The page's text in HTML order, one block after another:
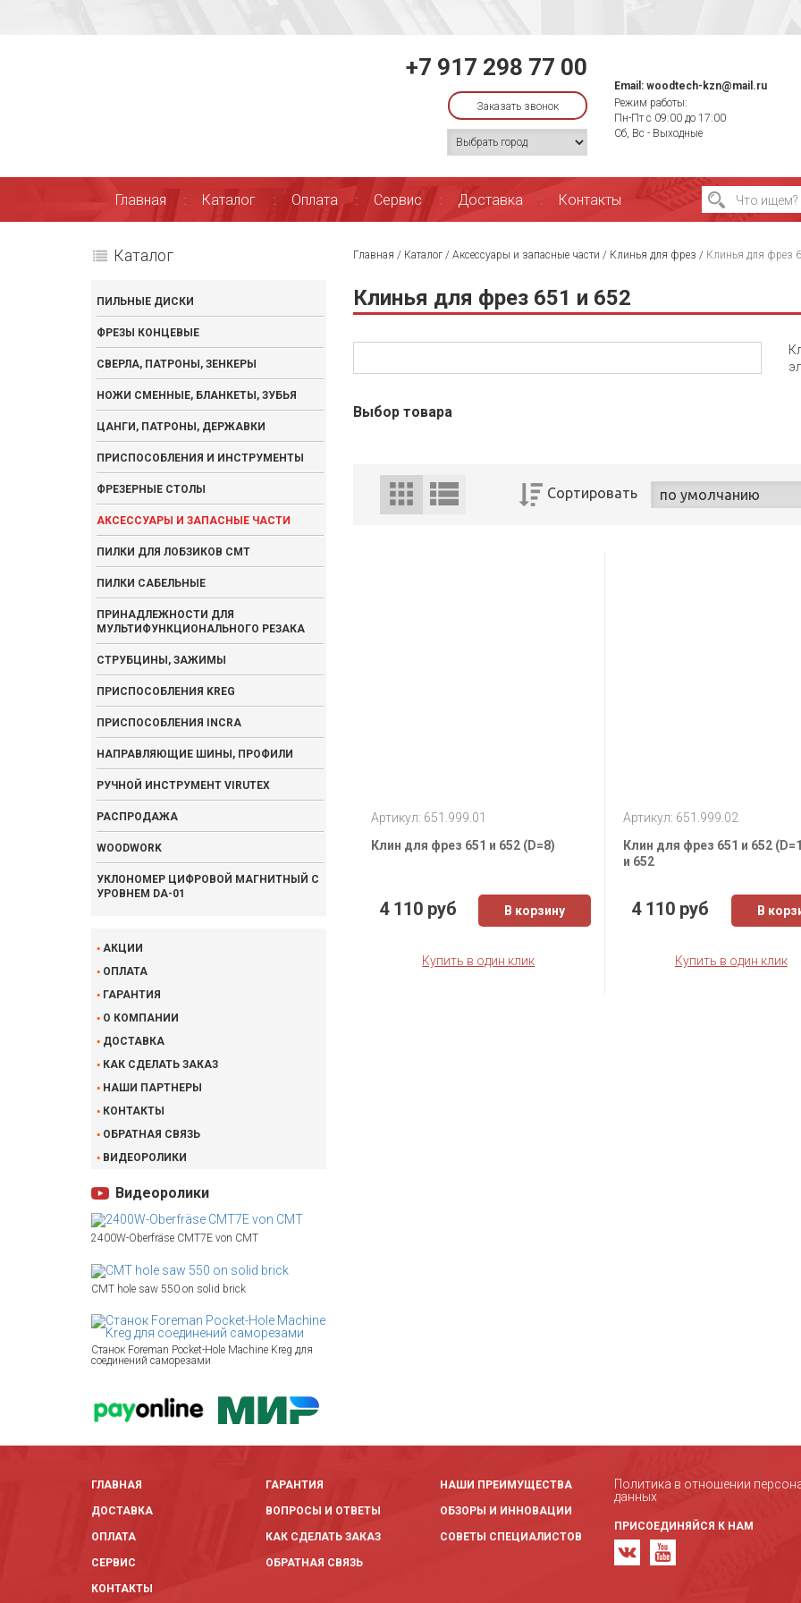
+7 917 298 77 00
Заказать звонок
Email: woodtech-kzn@mail.ru
Режим работы:
Пн-Пт с 09:00 до 17:00
Сб, Вс - Выходные
Главная Каталог Оплата Сервис Доставка Контакты
Каталог
ПИЛЬНЫЕ ДИСКИ
ФРЕЗЫ КОНЦЕВЫЕ
СВЕРЛА, ПАТРОНЫ, ЗЕНКЕРЫ
НОЖИ СМЕННЫЕ, БЛАНКЕТЫ, ЗУБЬЯ
ЦАНГИ, ПАТРОНЫ, ДЕРЖАВКИ
ПРИСПОСОБЛЕНИЯ И ИНСТРУМЕНТЫ
ФРЕЗЕРНЫЕ СТОЛЫ
АКСЕССУАРЫ И ЗАПАСНЫЕ ЧАСТИ
ПИЛКИ ДЛЯ ЛОБЗИКОВ CMT
ПИЛКИ САБЕЛЬНЫЕ
ПРИНАДЛЕЖНОСТИ ДЛЯ
МУЛЬТИФУНКЦИОНАЛЬНОГО РЕЗАКА
СТРУБЦИНЫ, ЗАЖИМЫ
ПРИСПОСОБЛЕНИЯ KREG
ПРИСПОСОБЛЕНИЯ INCRA
НАПРАВЛЯЮЩИЕ ШИНЫ, ПРОФИЛИ
РУЧНОЙ ИНСТРУМЕНТ VIRUTEX
РАСПРОДАЖА
WOODWORK
УКЛОНОМЕР ЦИФРОВОЙ МАГНИТНЫЙ С
УРОВНЕМ DA-01
АКЦИИ
ОПЛАТА
ГАРАНТИЯ
О КОМПАНИИ
ДОСТАВКА
КАК СДЕЛАТЬ ЗАКАЗ
НАШИ ПАРТНЕРЫ
КОНТАКТЫ
ОБРАТНАЯ СВЯЗЬ
ВИДЕОРОЛИКИ
Видеоролики
2400W-Oberfräse CMT7E von CMT
CMT hole saw 550 on solid brick
Станок Foreman Pocket-Hole Machine Kreg для
соединений саморезами
Главная / Каталог / Аксессуары и запасные части / Клинья для фрез / Клинья для фрез
Клинья для фрез 651 и 652
Выбор товара
Сортировать
Артикул: 651.999.01
Клин для фрез 651 и 652 (D=8)
4 110 руб В корзину
Купить в один клик
Артикул: 651.999.02
Клин для фрез 651 и 652
и 652
4 110 руб В
Купить в один клик
ГЛАВНАЯ
ДОСТАВКА
ОПЛАТА
СЕРВИС
КОНТАКТЫ
ГАРАНТИЯ
ВОПРОСЫ И ОТВЕТЫ
КАК СДЕЛАТЬ ЗАКАЗ
ОБРАТНАЯ СВЯЗЬ
НАШИ ПРЕИМУЩЕСТВА
ОБЗОРЫ И ИННОВАЦИИ
СОВЕТЫ СПЕЦИАЛИСТОВ
Политика в отношении
данных
ПРИСОЕДИНЯЙСЯ К НАМ